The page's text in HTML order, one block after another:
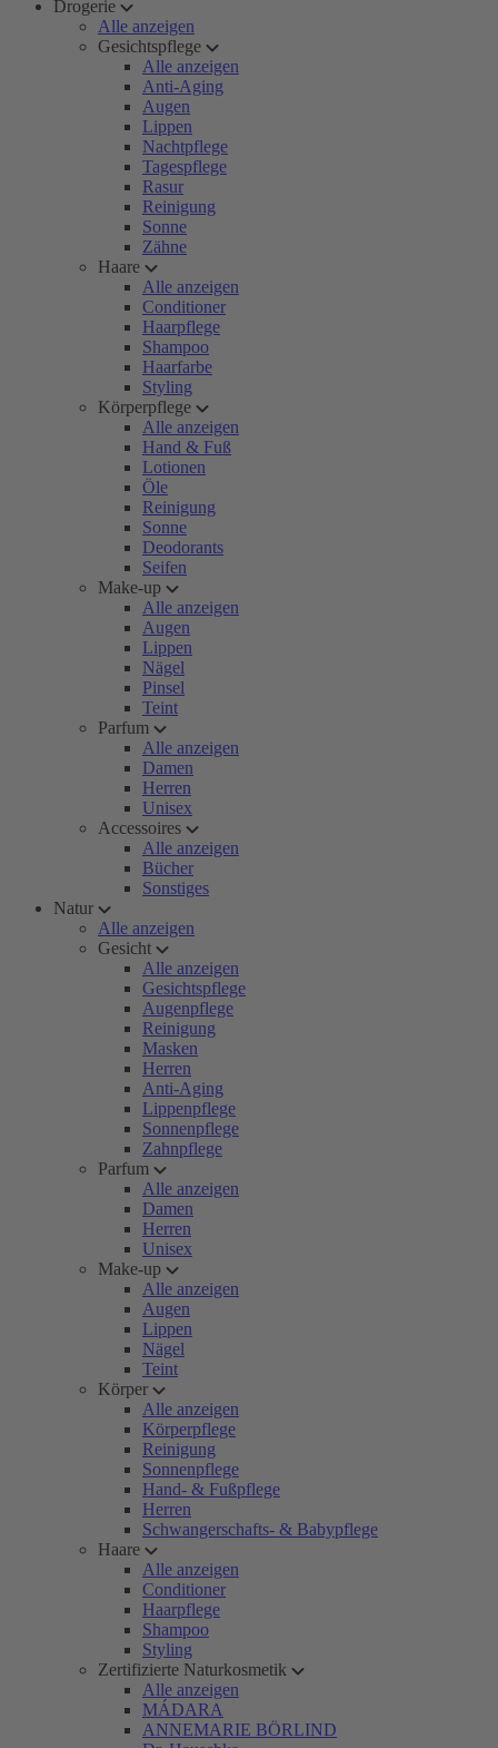
Drogerie
Alle anzeigen
Gesichtspflege
Alle anzeigen
Anti-Aging
Augen
Lippen
Nachtpflege
Tagespflege
Rasur
Reinigung
Sonne
Zähne
Haare
Alle anzeigen
Conditioner
Haarpflege
Shampoo
Haarfarbe
Styling
Körperpflege
Alle anzeigen
Hand & Fuß
Lotionen
Öle
Reinigung
Sonne
Deodorants
Seifen
Make-up
Alle anzeigen
Augen
Lippen
Nägel
Pinsel
Teint
Parfum
Alle anzeigen
Damen
Herren
Unisex
Accessoires
Alle anzeigen
Bücher
Sonstiges
Natur
Alle anzeigen
Gesicht
Alle anzeigen
Gesichtspflege
Augenpflege
Reinigung
Masken
Herren
Anti-Aging
Lippenpflege
Sonnenpflege
Zahnpflege
Parfum
Alle anzeigen
Damen
Herren
Unisex
Make-up
Alle anzeigen
Augen
Lippen
Nägel
Teint
Körper
Alle anzeigen
Körperpflege
Reinigung
Sonnenpflege
Hand- & Fußpflege
Herren
Schwangerschafts- & Babypflege
Haare
Alle anzeigen
Conditioner
Haarpflege
Shampoo
Styling
Zertifizierte Naturkosmetik
Alle anzeigen
MÁDARA
ANNEMARIE BÖRLIND